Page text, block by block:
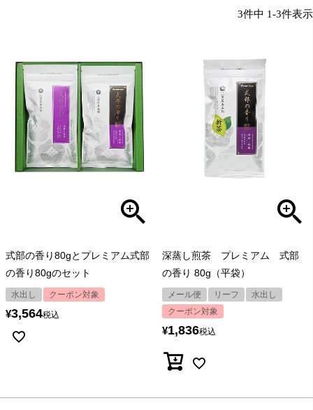
3件中 1-3件表示
式部の香り80gとプレミアム式部
の香り80gのセット
水出し クーポン対象
¥3,564税込
深蒸し煎茶 プレミアム 式部
の香り 80g（平袋）
メール便 リーフ
水出し
クーポン対象
¥1,836税込